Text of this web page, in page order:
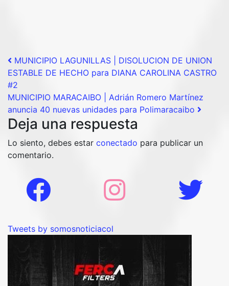
Post navigation
MUNICIPIO LAGUNILLAS | DISOLUCION DE UNION
ESTABLE DE HECHO para DIANA CAROLINA CASTRO
#2
MUNICIPIO MARACAIBO | Adrián Romero Martínez
anuncia 40 nuevas unidades para Polimaracaibo
Deja una respuesta
Lo siento, debes estar conectado para publicar un
comentario.
Tweets by somosnoticiacol